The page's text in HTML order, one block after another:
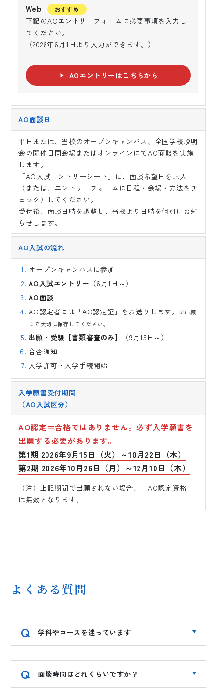
Web おすすめ
下記のAOエントリーフォームに必要事項を入力し
てください。
（2026年6月1日より入力ができます。）
AOエントリーはこちらから
AO面談日
平日または、当校のオープンキャンパス、全国学校説明
会の開催日同会場またはオンラインにてAO面談を実施
します。
「AO入試エントリーシート」に、面談希望日を記入
（または、エントリーフォームに日程・会場・方法をチ
ェック）してください。
受付後、面談日時を調整し、当校より日時を個別にお知
らせします。
AO入試の流れ
オープンキャンパスに参加
AO入試エントリー （6月1日～）
AO面談
AO認定者には「AO認定証」をお送りします。
※出願
まで大切に保存してください。
出願・受験【書類審査のみ】
（9月15日～）
合否通知
入学許可・入学手続開始
入学願書受付期間
（AO入試区分）
AO認定＝合格ではありません。必ず入学願書を
出願する必要があります。
第1期 2026年9月15日（火）～10月22日（木）
第2期 2026年10月26日（月）～12月10日（木）
（注）上記期間で出願されない場合、「AO認定資格」
は無効となります。
よくある質問
学科やコースを迷っています
面談時間はどれくらいですか？